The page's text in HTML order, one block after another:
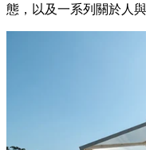
態，以及一系列關於人